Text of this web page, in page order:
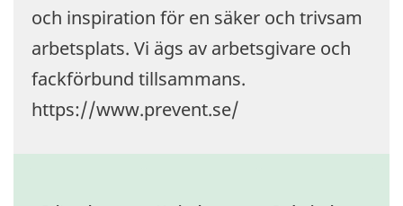
och inspiration för en säker och trivsam
arbetsplats. Vi ägs av arbetsgivare och
fackförbund tillsammans.
https://www.prevent.se/